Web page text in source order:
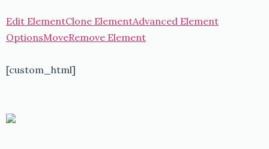
Edit ElementClone ElementAdvanced Element
OptionsMoveRemove Element
[custom_html]